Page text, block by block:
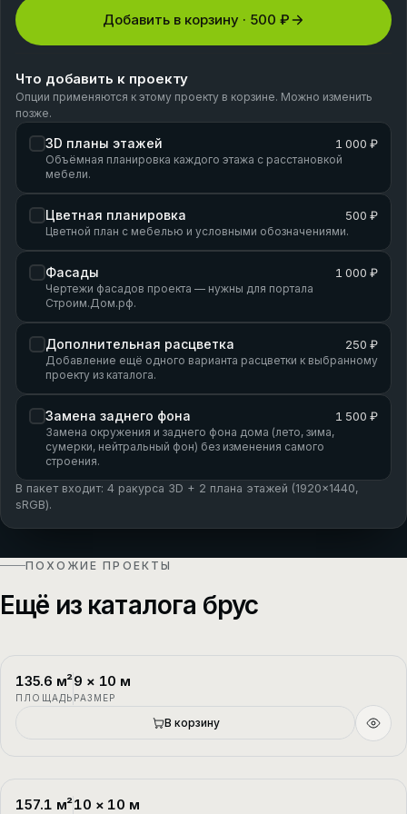
Добавить в корзину · 500 ₽
Что добавить к проекту
Опции применяются к этому проекту в корзине. Можно изменить
позже.
3D планы этажей 1 000 ₽
Объёмная планировка каждого этажа с расстановкой
мебели.
Цветная планировка 500 ₽
Цветной план с мебелью и условными обозначениями.
Фасады 1 000 ₽
Чертежи фасадов проекта — нужны для портала
Строим.Дом.рф.
Дополнительная расцветка 250 ₽
Добавление ещё одного варианта расцветки к выбранному
проекту из каталога.
Замена заднего фона 1 500 ₽
Замена окружения и заднего фона дома (лето, зима,
сумерки, нейтральный фон) без изменения самого
строения.
В пакет входит: 4 ракурса 3D + 2 плана этажей (1920×1440,
sRGB).
ПОХОЖИЕ ПРОЕКТЫ
Ещё из каталога брус
П-1
135.6 м²
ПЛОЩАДЬ
9 × 10 м
РАЗМЕР
В корзину
П-2
157.1 м²10 × 10 м